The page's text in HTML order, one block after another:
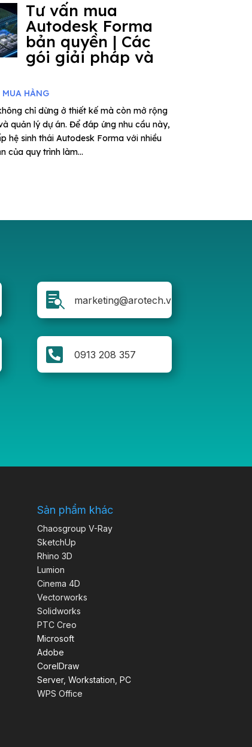
Tư vấn mua
Autodesk Forma
bản quyền | Các
gói giải pháp và
HÀNG
chỉ dừng ở thiết kế mà còn mở rộng
quản lý dự án. Để đáp ứng nhu cầu này,
hệ sinh thái Autodesk Forma với nhiều
của quy trình làm...
 marketing@arotech.vn
 0913 208 357
Sản phẩm khác
Chaosgroup V-Ray
SketchUp
Rhino 3D
Lumion
Cinema 4D
Vectorworks
Solidworks
PTC Creo
Microsoft
Adobe
CorelDraw
Server, Workstation, PC
WPS Office